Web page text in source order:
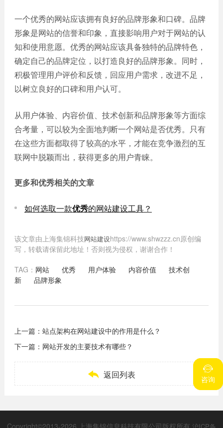
一个优秀的网站应该拥有良好的品牌形象和口碑。品牌
形象是网站的信誉和印象，直接影响用户对于网站的认
知和使用意愿。优秀的网站应该具备独特的品牌特色，
确定自己的品牌定位，以打造良好的品牌形象。同时，
积极管理用户评价和反馈，回应用户需求，改进不足，
以树立良好的口碑和用户认可。
从用户体验、内容价值、技术创新和品牌形象等方面综
合考量，可以较为全面地判断一个网站是否优秀。只有
在这些方面都取得了较高的水平，才能在竞争激烈的互
联网中脱颖而出，获得更多的用户青睐。
更多和优秀相关的文章
如何选取一款优秀的网站建设工具？
该文章由上海集锦科技网站建设https://www.shwzzz.cn原创编
写，转载请保留此地址！否则视为侵权，谢谢合作！
TAG： 网站 优秀 用户体验 内容价值
技术创
新
品牌形象
上一篇： 站点架构在网站建设中的作用是什么？
下一篇： 网站开发的主要技术有哪些？
 返回列表 
咨询

咨询